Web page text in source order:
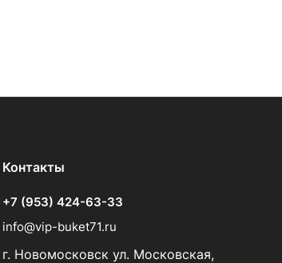
Контакты
+7 (953) 424-63-33
info@vip-buket71.ru
г. Новомосковск ул. Московская,